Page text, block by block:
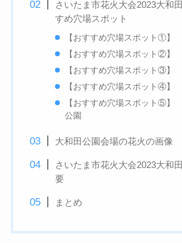
さいたま市花火大会2023大和
すめ穴場スポット
【おすすめ穴場スポット①】
【おすすめ穴場スポット②】
【おすすめ穴場スポット③】
【おすすめ穴場スポット④】
【おすすめ穴場スポット⑤】
公園
大和田公園会場の花火の画像
さいたま市花火大会2023大和
要
まとめ